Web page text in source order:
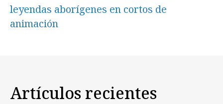
leyendas aborígenes en cortos de
animación
Artículos recientes